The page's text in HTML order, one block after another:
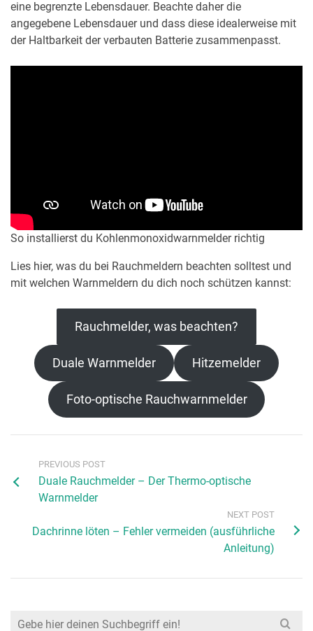
eine begrenzte Lebensdauer. Beachte daher die
angegebene Lebensdauer und dass diese idealerweise mit
der Haltbarkeit der verbauten Batterie zusammenpasst.
So installierst du Kohlenmonoxidwarnmelder richtig
Lies hier, was du bei Rauchmeldern beachten solltest und
mit welchen Warnmeldern du dich noch schützen kannst:
Rauchmelder, was beachten?
Duale Warnmelder Hitzemelder
Foto-optische Rauchwarnmelder
PREVIOUS POST
Duale Rauchmelder – Der Thermo-optische
Warnmelder
NEXT POST
Dachrinne löten – Fehler vermeiden (ausführliche
Anleitung)
Search